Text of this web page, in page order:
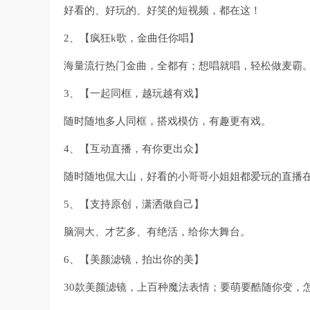
好看的、好玩的、好笑的短视频，都在这！
2、【疯狂k歌，金曲任你唱】
海量流行热门金曲，全都有；想唱就唱，轻松做麦霸。
3、【一起同框，越玩越有戏】
随时随地多人同框，搭戏模仿，有趣更有戏。
4、【互动直播，有你更出众】
随时随地侃大山，好看的小哥哥小姐姐都爱玩的直播
5、【支持原创，潇洒做自己】
脑洞大、才艺多、有绝活，给你大舞台。
6、【美颜滤镜，拍出你的美】
30款美颜滤镜，上百种魔法表情；要萌要酷随你变，